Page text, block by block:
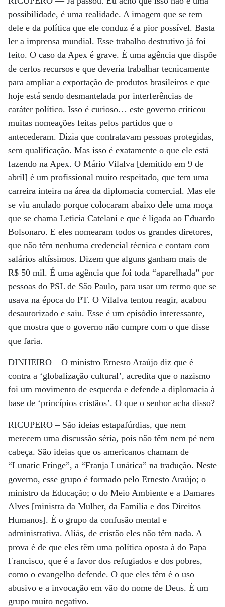
possibilidade, é uma realidade. A imagem que se tem
dele e da política que ele conduz é a pior possível. Basta
ler a imprensa mundial. Esse trabalho destrutivo já foi
feito. O caso da Apex é grave. É uma agência que dispõe
de certos recursos e que deveria trabalhar tecnicamente
para ampliar a exportação de produtos brasileiros e que
hoje está sendo desmantelada por interferências de
caráter político. Isso é curioso… este governo criticou
muitas nomeações feitas pelos partidos que o
antecederam. Dizia que contratavam pessoas protegidas,
sem qualificação. Mas isso é exatamente o que ele está
fazendo na Apex. O Mário Vilalva [demitido em 9 de
abril] é um profissional muito respeitado, que tem uma
carreira inteira na área da diplomacia comercial. Mas ele
se viu anulado porque colocaram abaixo dele uma moça
que se chama Leticia Catelani e que é ligada ao Eduardo
Bolsonaro. E eles nomearam todos os grandes diretores,
que não têm nenhuma credencial técnica e contam com
salários altíssimos. Dizem que alguns ganham mais de
R$ 50 mil. É uma agência que foi toda “aparelhada” por
pessoas do PSL de São Paulo, para usar um termo que se
usava na época do PT. O Vilalva tentou reagir, acabou
desautorizado e saiu. Esse é um episódio interessante,
que mostra que o governo não cumpre com o que disse
que faria.
DINHEIRO –O ministro Ernesto Araújo diz que é
contra a ‘globalização cultural’, acredita que o nazismo
foi um movimento de esquerda e defende a diplomacia à
base de ‘princípios cristãos’. O que o senhor acha disso?
RICUPERO –São ideias estapafúrdias, que nem
merecem uma discussão séria, pois não têm nem pé nem
cabeça. São ideias que os americanos chamam de
“Lunatic Fringe”, a “Franja Lunática” na tradução. Neste
governo, esse grupo é formado pelo Ernesto Araújo; o
ministro da Educação; o do Meio Ambiente e a Damares
Alves [ministra da Mulher, da Família e dos Direitos
Humanos]. É o grupo da confusão mental e
administrativa. Aliás, de cristão eles não têm nada. A
prova é de que eles têm uma política oposta à do Papa
Francisco, que é a favor dos refugiados e dos pobres,
como o evangelho defende. O que eles têm é o uso
abusivo e a invocação em vão do nome de Deus. É um
grupo muito negativo.